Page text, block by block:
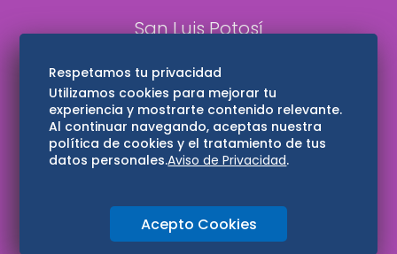
San Luis Potosí
Edomex
Consultas
Hidalgo
Oaxaca
Aviso de privacidad
Directorio
Respetamos tu privacidad
Utilizamos cookies para mejorar tu
experiencia y mostrarte contenido relevante.
Al continuar navegando, aceptas nuestra
política de cookies y el tratamiento de tus
datos personales.Aviso de Privacidad.
Acepto Cookies